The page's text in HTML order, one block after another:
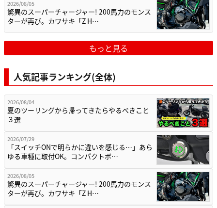
2026/08/05
驚異のスーパーチャージャー! 200馬力のモンス
ターが再び。カワサキ「Z H…
もっと見る
人気記事ランキング(全体)
2026/08/04
夏のツーリングから帰ってきたらやるべきこと
３選
2026/07/29
「スイッチONで明らかに違いを感じる…」あら
ゆる車種に取付OK。コンパクトボ…
2026/08/05
驚異のスーパーチャージャー! 200馬力のモンス
ターが再び。カワサキ「Z H…